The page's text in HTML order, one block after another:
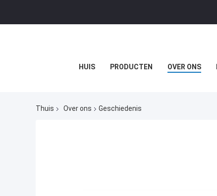
HUIS PRODUCTEN OVER ONS
Thuis Over ons Geschiedenis